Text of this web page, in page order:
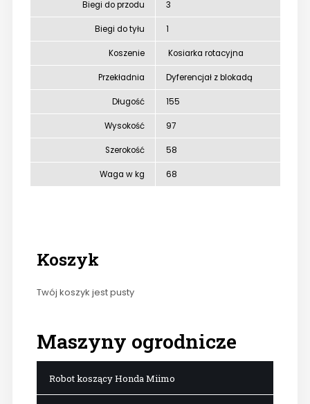
Biegi do przodu 3
Biegi do tyłu 1
Koszenie Kosiarka rotacyjna
Przekładnia Dyferencjał z blokadą
Długość 155
Wysokość 97
Szerokość 58
Waga w kg 68
Koszyk
Twój koszyk jest pusty
Maszyny ogrodnicze
Robot koszący Honda Miimo